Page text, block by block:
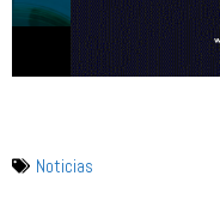
Noticias